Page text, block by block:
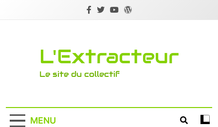
L'Extracteur
Le site du collectif
MENU